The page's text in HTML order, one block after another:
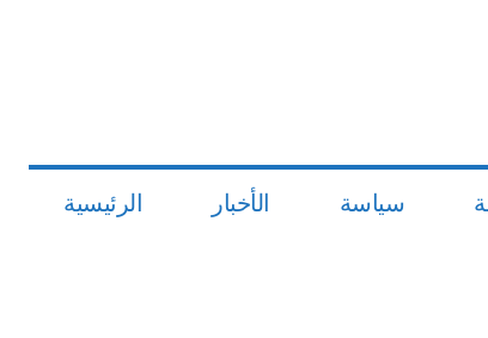
سياسة الأخبار الرئيسية